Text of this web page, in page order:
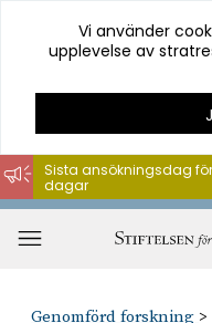
Hoppa
till
innehåll
Vi använder
upplevelse av
Sista ansökningsdag
dagar
Genomförd forskning